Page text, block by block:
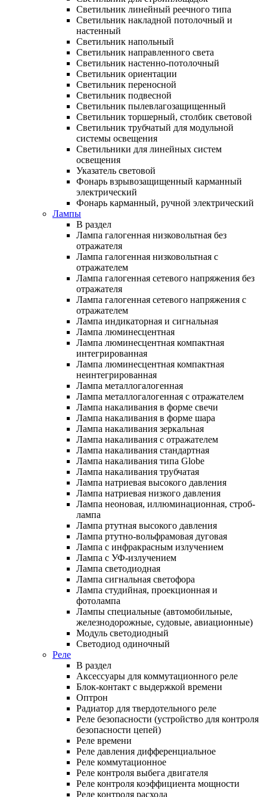
Светильник линейный реечного типа
Светильник накладной потолочный и
настенный
Светильник напольный
Светильник направленного света
Светильник настенно-потолочный
Светильник ориентации
Светильник переносной
Светильник подвесной
Светильник пылевлагозащищенный
Светильник торшерный, столбик световой
Светильник трубчатый для модульной
системы освещения
Светильники для линейных систем
освещения
Указатель световой
Фонарь взрывозащищенный карманный
электрический
Фонарь карманный, ручной электрический
Лампы
В раздел
Лампа галогенная низковольтная без
отражателя
Лампа галогенная низковольтная с
отражателем
Лампа галогенная сетевого напряжения без
отражателя
Лампа галогенная сетевого напряжения с
отражателем
Лампа индикаторная и сигнальная
Лампа люминесцентная
Лампа люминесцентная компактная
интегрированная
Лампа люминесцентная компактная
неинтегрированная
Лампа металлогалогенная
Лампа металлогалогенная с отражателем
Лампа накаливания в форме свечи
Лампа накаливания в форме шара
Лампа накаливания зеркальная
Лампа накаливания с отражателем
Лампа накаливания стандартная
Лампа накаливания типа Globe
Лампа накаливания трубчатая
Лампа натриевая высокого давления
Лампа натриевая низкого давления
Лампа неоновая, иллюминационная, строб-
лампа
Лампа ртутная высокого давления
Лампа ртутно-вольфрамовая дуговая
Лампа с инфракрасным излучением
Лампа с УФ-излучением
Лампа светодиодная
Лампа сигнальная светофора
Лампа студийная, проекционная и
фотолампа
Лампы специальные (автомобильные,
железнодорожные, судовые, авиационные)
Модуль светодиодный
Светодиод одиночный
Реле
В раздел
Аксессуары для коммутационного реле
Блок-контакт с выдержкой времени
Оптрон
Радиатор для твердотельного реле
Реле безопасности (устройство для контроля
безопасности цепей)
Реле времени
Реле давления дифференциальное
Реле коммутационное
Реле контроля выбега двигателя
Реле контроля коэффициента мощности
Реле контроля расхода